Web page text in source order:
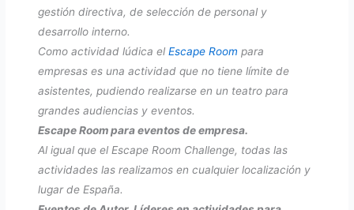
gestión directiva, de selección de personal y
desarrollo interno.
Como actividad lúdica elEscape Room para
empresas es una actividad que no tiene límite de
asistentes, pudiendo realizarse en un teatro para
grandes audiencias y eventos.
Escape Room para eventos de empresa.
Al igual que el Escape Room Challenge, todas las
actividades las realizamos en cualquier localización y
lugar de España.